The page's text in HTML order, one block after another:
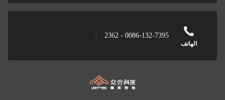
الهاتف
0086-132-7395 - 2362